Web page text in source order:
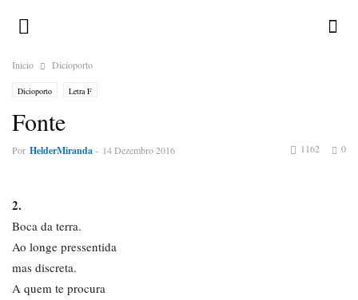
Inicio Dicioporto
Dicioporto Letra F
Fonte
Por HelderMiranda- 14 Dezembro 2016 0
1162
2.
Boca da terra.
Ao longe pressentida
mas discreta.
A quem te procura